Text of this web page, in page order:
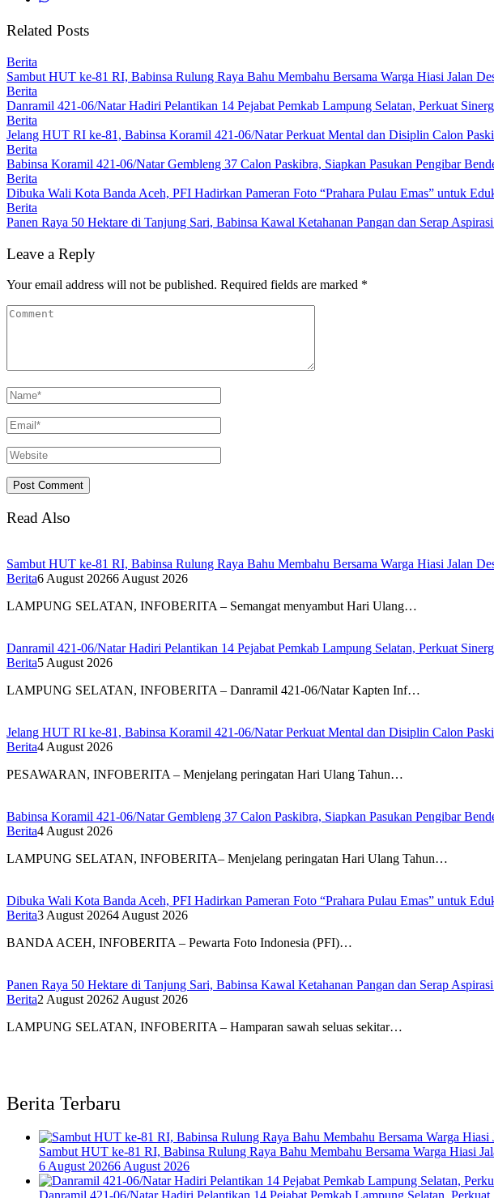
Related Posts
Berita
Sambut HUT ke-81 RI, Babinsa Rulung Raya Bahu Membahu Bersama Warga Hiasi Jalan
Berita
Danramil 421-06/Natar Hadiri Pelantikan 14 Pejabat Pemkab Lampung Selatan, Perkuat
Berita
Jelang HUT RI ke-81, Babinsa Koramil 421-06/Natar Perkuat Mental dan Disiplin Calon
Berita
Babinsa Koramil 421-06/Natar Gembleng 37 Calon Paskibra, Siapkan Pasukan Pengibar
Berita
Dibuka Wali Kota Banda Aceh, PFI Hadirkan Pameran Foto “Prahara Pulau Emas” untuk
Berita
Panen Raya 50 Hektare di Tanjung Sari, Babinsa Kawal Ketahanan Pangan dan Serap
Leave a Reply
Your email address will not be published. Required fields are marked *
Read Also
Sambut HUT ke-81 RI, Babinsa Rulung Raya Bahu Membahu Bersama Warga Hiasi Jalan
Berita6 August 20266 August 2026
LAMPUNG SELATAN, INFOBERITA – Semangat menyambut Hari Ulang…
Danramil 421-06/Natar Hadiri Pelantikan 14 Pejabat Pemkab Lampung Selatan, Perkuat
Berita5 August 2026
LAMPUNG SELATAN, INFOBERITA – Danramil 421-06/Natar Kapten Inf…
Jelang HUT RI ke-81, Babinsa Koramil 421-06/Natar Perkuat Mental dan Disiplin Calon
Berita4 August 2026
PESAWARAN, INFOBERITA – Menjelang peringatan Hari Ulang Tahun…
Babinsa Koramil 421-06/Natar Gembleng 37 Calon Paskibra, Siapkan Pasukan Pengibar
Berita4 August 2026
LAMPUNG SELATAN, INFOBERITA– Menjelang peringatan Hari Ulang Tahun…
Dibuka Wali Kota Banda Aceh, PFI Hadirkan Pameran Foto “Prahara Pulau Emas” untuk
Berita3 August 20264 August 2026
BANDA ACEH, INFOBERITA – Pewarta Foto Indonesia (PFI)…
Panen Raya 50 Hektare di Tanjung Sari, Babinsa Kawal Ketahanan Pangan dan Serap
Berita2 August 20262 August 2026
LAMPUNG SELATAN, INFOBERITA – Hamparan sawah seluas sekitar…
Berita Terbaru
Sambut HUT ke-81 RI, Babinsa Rulung Raya Bahu Membahu Bersama Warga Hiasi
6 August 20266 August 2026